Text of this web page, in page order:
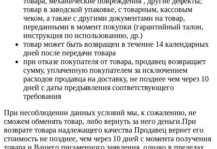
товар в заводской упаковке, с товарным, кассовым
чеком, а также с другими документами на товар,
переданными в момент покупки (гарантийный талон,
инструкция по использованию, др.)
товар может быть возвращен в течение 14 календарных
дней после передачи товара
при отказе покупателя от товара, продавец возвращает
сумму, уплаченную покупателем за исключением
расходов продавца на доставку, не позднее чем через 10
дней с даты предъявления соответствующего
требования
При несоблюдении данных условий мы, к сожалению, не
сможем обменять товар, либо вернуть за него деньги.При
возврате товара надлежащего качества Продавец вернет его
стоимость не позднее, чем через 10 дней с момента получения